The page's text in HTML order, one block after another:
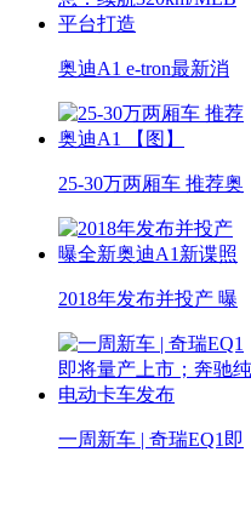
奥迪A1 e-tron最新消
25-30万两厢车 推荐奥
2018年发布并投产 曝
一周新车 | 奇瑞EQ1即